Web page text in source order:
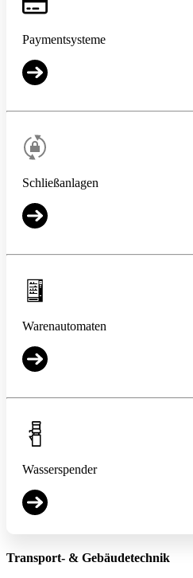
Paymentsysteme
Schließanlagen
Warenautomaten
Wasserspender
Transport- & Gebäudetechnik